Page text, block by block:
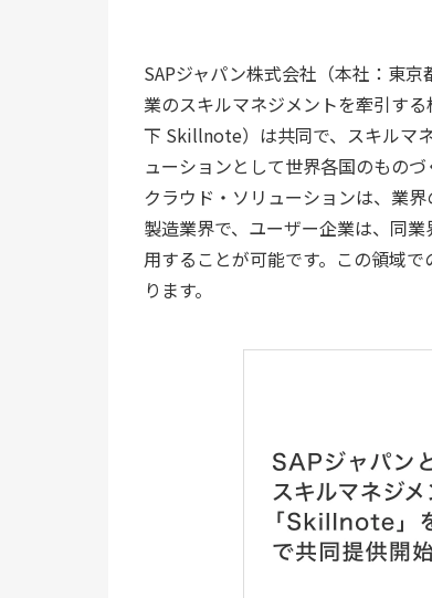
SAPジャパン株式会社（本社：東
業のスキルマネジメントを牽引す
下 Skillnote）は共同で、スキルマ
ューションとして世界各国のもの
クラウド・ソリューションは、業
製造業界で、ユーザー企業は、同
用することが可能です。この領域
ります。